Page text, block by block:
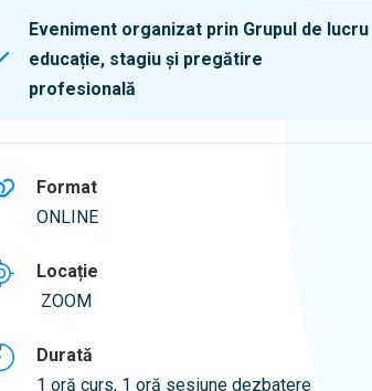
Eveniment organizat prin Grupul de lucru
educație, stagiu și pregătire
profesională
Format
ONLINE
Locație
ZOOM
Durată
1 oră curs, 1 oră sesiune dezbatere